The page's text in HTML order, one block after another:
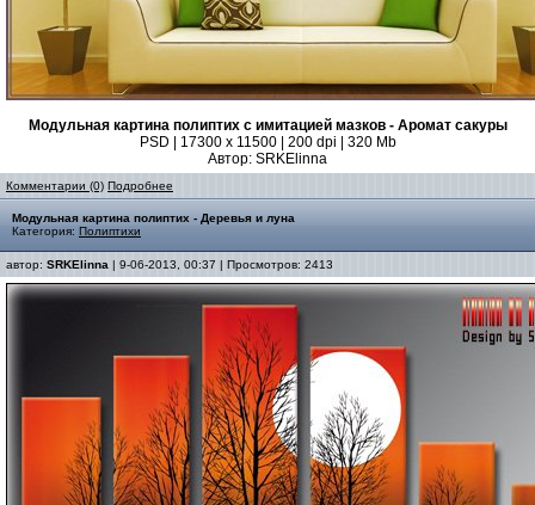
Модульная картина полиптих с имитацией мазков - Аромат сакуры
PSD | 17300 x 11500 | 200 dpi | 320 Mb
Автор: SRKElinna
Комментарии (0) Подробнее
Модульная картина полиптих - Деревья и луна
Категория: Полиптихи
автор: SRKElinna | 9-06-2013, 00:37 | Просмотров: 2413